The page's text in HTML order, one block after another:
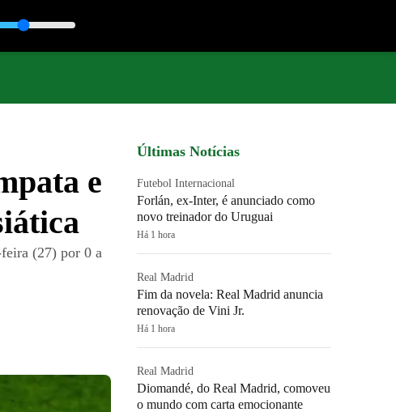
e
(27) por 0 a
Últimas Notícias
Futebol Internacional
Forlán, ex-Inter, é anunciado como
novo treinador do Uruguai
Há 1 hora
Real Madrid
Fim da novela: Real Madrid anuncia
renovação de Vini Jr.
Há 1 hora
Real Madrid
Diomandé, do Real Madrid, comoveu
o mundo com carta emocionante